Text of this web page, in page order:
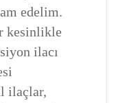
edelim.
kesinlikle
ilacı
ilaçlar,